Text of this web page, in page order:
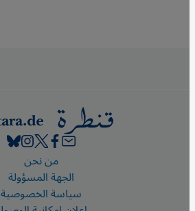
Footer
من نحن
الجهة المسؤولة
سياسة الخصوصية